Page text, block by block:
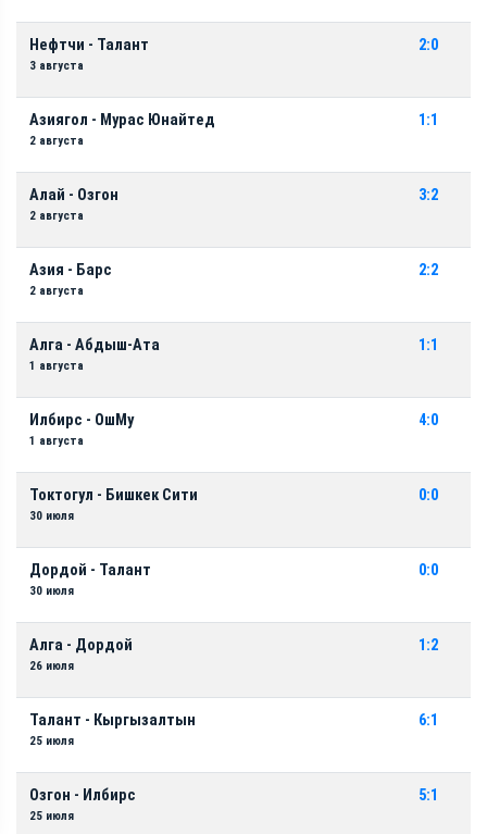
Нефтчи - Талант
3 августа
2:0
Азиягол - Мурас Юнайтед
2 августа
1:1
Алай - Озгон
2 августа
3:2
Азия - Барс
2 августа
2:2
Алга - Абдыш-Ата
1 августа
1:1
Илбирс - ОшМу
1 августа
4:0
Токтогул - Бишкек Сити
30 июля
0:0
Дордой - Талант
30 июля
0:0
Алга - Дордой
26 июля
1:2
Талант - Кыргызалтын
25 июля
6:1
Озгон - Илбирс
25 июля
5:1